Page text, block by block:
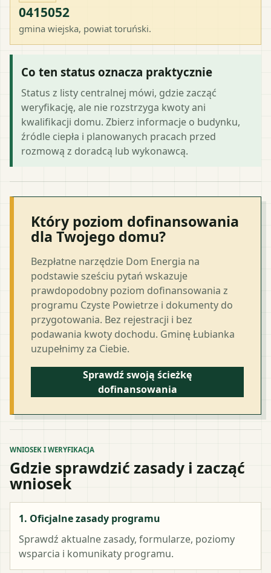
0415052
gmina wiejska, powiat toruński.
Co ten status oznacza praktycznie
Status z listy centralnej mówi, gdzie zacząć
weryfikację, ale nie rozstrzyga kwoty ani
kwalifikacji domu. Zbierz informacje o budynku,
źródle ciepła i planowanych pracach przed
rozmową z doradcą lub wykonawcą.
Który poziom dofinansowania
dla Twojego domu?
Bezpłatne narzędzie Dom Energia na
podstawie sześciu pytań wskazuje
prawdopodobny poziom dofinansowania z
programu Czyste Powietrze i dokumenty do
przygotowania. Bez rejestracji i bez
podawania kwoty dochodu. Gminę Łubianka
uzupełnimy za Ciebie.
Sprawdź swoją ścieżkę
dofinansowania
WNIOSEK I WERYFIKACJA
Gdzie sprawdzić zasady i zacząć
wniosek
1. Oficjalne zasady programu
Sprawdź aktualne zasady, formularze, poziomy
wsparcia i komunikaty programu.